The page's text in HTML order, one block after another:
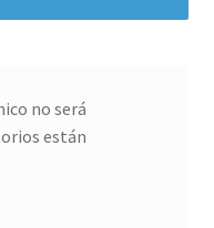
no será
están